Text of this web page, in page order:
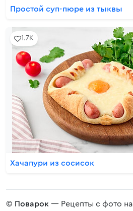
Простой суп-пюре из тыквы
1.7K
Хачапури из сосисок
© Поварок — Рецепты с фото на